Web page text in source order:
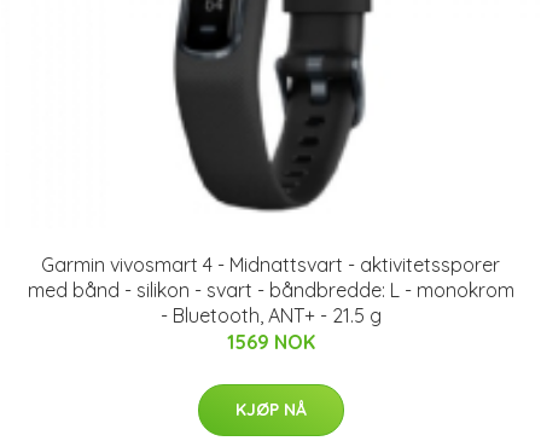
Garmin vivosmart 4 - Midnattsvart - aktivitetssporer
med bånd - silikon - svart - båndbredde: L - monokrom
- Bluetooth, ANT+ - 21.5 g
1569 NOK
KJØP NÅ